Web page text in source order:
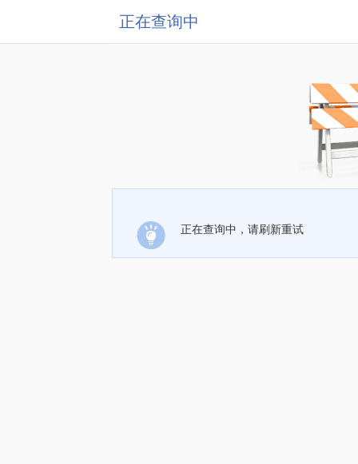
正在查询中
正在查询中，请刷新重试